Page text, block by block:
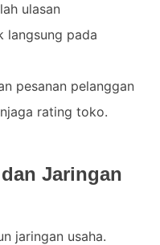
ulasan
langsung pada
pesanan pelanggan
rating toko.
Jaringan
jaringan usaha.